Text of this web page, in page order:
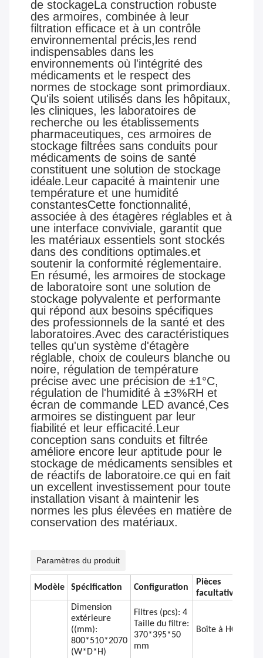
de stockageLa construction robuste
des armoires, combinée à leur
filtration efficace et à un contrôle
environnemental précis,les rend
indispensables dans les
environnements où l'intégrité des
médicaments et le respect des
normes de stockage sont primordiaux.
Qu'ils soient utilisés dans les hôpitaux,
les cliniques, les laboratoires de
recherche ou les établissements
pharmaceutiques, ces armoires de
stockage filtrées sans conduits pour
médicaments de soins de santé
constituent une solution de stockage
idéale.Leur capacité à maintenir une
température et une humidité
constantesCette fonctionnalité,
associée à des étagères réglables et à
une interface conviviale, garantit que
les matériaux essentiels sont stockés
dans des conditions optimales.et
soutenir la conformité réglementaire.
En résumé, les armoires de stockage
de laboratoire sont une solution de
stockage polyvalente et performante
qui répond aux besoins spécifiques
des professionnels de la santé et des
laboratoires.Avec des caractéristiques
telles qu'un système d'étagère
réglable, choix de couleurs blanche ou
noire, régulation de température
précise avec une précision de ±1°C,
régulation de l'humidité à ±3%RH et
écran de commande LED avancé,Ces
armoires se distinguent par leur
fiabilité et leur efficacité.Leur
conception sans conduits et filtrée
améliore encore leur aptitude pour le
stockage de médicaments sensibles et
de réactifs de laboratoire.ce qui en fait
un excellent investissement pour toute
installation visant à maintenir les
normes les plus élevées en matière de
conservation des matériaux.
Paramètres du produit
Modèle Spécification Configuration
Pièces
facultatives
Dimension
extérieure
((mm):
800*510*2070
(W*D*H)
Filtres (pcs): 4
Taille du filtre:
370*395*50
mm
Boîte à HCL